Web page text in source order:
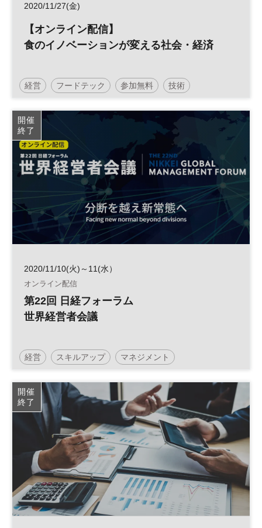
2020/11/27(金)
【オンライン配信】
食のイノベーションが変える社会・経済
経営 フードテック 参加無料 技術
開催
終了
2020/11/10(火)～11(水）
オンライン配信
第22回 日経フォーラム
世界経営者会議
経営 スキルアップ マネジメント
世界経営者会議 企業活動
エグゼクティブ
開催
終了